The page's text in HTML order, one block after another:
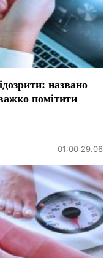
названо
помітити
01:00 29.06